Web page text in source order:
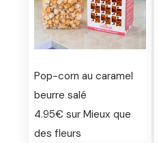
Pop-corn au caramel
beurre salé
4.95€ sur Mieux que
des fleurs